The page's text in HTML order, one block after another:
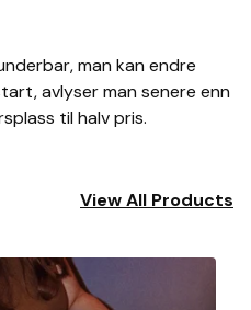
man kan endre
avlyser man senere enn
til halv pris.
View All Products